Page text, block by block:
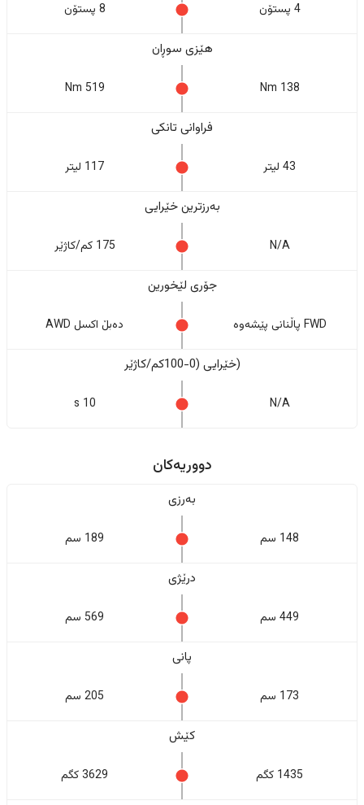
4 پستۆن 8 پستۆن
هێزی سوڕان
138 Nm
519 Nm
فراوانی تانکی
43 لیتر 117 لیتر
بەرزترین خێرایی
N/A 175 کم/کاژێر
جۆری لێخورین
FWD پاڵنانی پێشەوە دەبڵ اکسل AWD
(خێرایی (0-100کم/کاژێر
N/A
10 s
دووریەکان
بەرزی
148 سم 189 سم
درێژی
449 سم 569 سم
پانی
173 سم 205 سم
کێش
1435 کگم 3629 کگم